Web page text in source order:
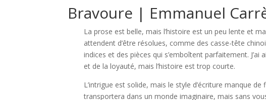
Bravoure | Emmanuel
La prose est belle, mais l’histoire est un peu lente et
attendent d’être résolues, comme des casse-tête
indices et des pièces qui s’emboîtent parfaitement.
et de la loyauté, mais l’histoire est trop courte.
L’intrigue est solide, mais le style d’écriture manque
transportera dans un monde imaginaire, mais sans